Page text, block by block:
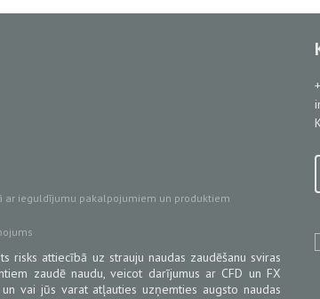
ar ieguldījumu pakalpojumiem un produktiem
risks attiecībā uz strauju naudas zaudēšanu sviras
zaudē naudu, veicot darījumus ar CFD un FX
vai jūs varat atļauties uzņemties augsto naudas